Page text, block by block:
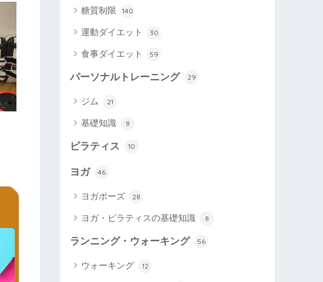
糖質制限 140
運動ダイエット 30
食事ダイエット 59
パーソナルトレーニング 29
ジム 21
基礎知識 8
ピラティス 10
ヨガ 46
ヨガポーズ 28
ヨガ・ピラティスの基礎知識 8
ランニング・ウォーキング 56
ウォーキング 12